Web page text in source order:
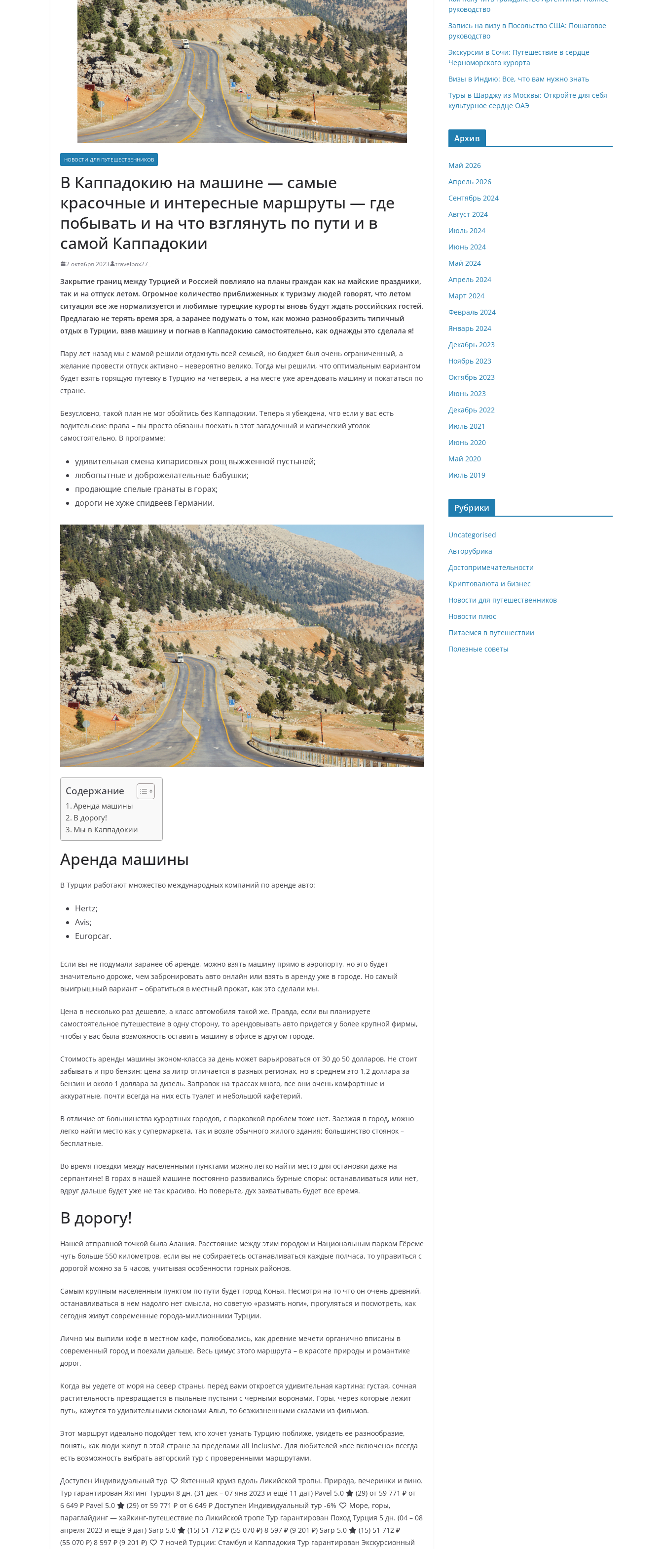
НОВОСТИ ДЛЯ ПУТЕШЕСТВЕННИКОВ
В Каппадокию на машине — самые
красочные и интересные маршруты — где
побывать и на что взглянуть по пути и в
самой Каппадокии
2 октября 2023 travelbox27_
Закрытие границ между Турцией и Россией повлияло на планы граждан как на майские праздники,
так и на отпуск летом. Огромное количество приближенных к туризму людей говорят, что летом
ситуация все же нормализуется и любимые турецкие курорты вновь будут ждать российских гостей.
Предлагаю не терять время зря, а заранее подумать о том, как можно разнообразить типичный
отдых в Турции, взяв машину и погнав в Каппадокию самостоятельно, как однажды это сделала я!
Пару лет назад мы с мамой решили отдохнуть всей семьей, но бюджет был очень ограниченный, а
желание провести отпуск активно – невероятно велико. Тогда мы решили, что оптимальным вариантом
будет взять горящую путевку в Турцию на четверых, а на месте уже арендовать машину и покататься по
стране.
Безусловно, такой план не мог обойтись без Каппадокии. Теперь я убеждена, что если у вас есть
водительские права – вы просто обязаны поехать в этот загадочный и магический уголок
самостоятельно. В программе:
удивительная смена кипарисовых рощ выжженной пустыней;
любопытные и доброжелательные бабушки;
продающие спелые гранаты в горах;
дороги не хуже спидвеев Германии.
Содержание
Аренда машины
В дорогу!
Мы в Каппадокии
Аренда машины
В Турции работают множество международных компаний по аренде авто:
Hertz;
Avis;
Europcar.
Если вы не подумали заранее об аренде, можно взять машину прямо в аэропорту, но это будет
значительно дороже, чем забронировать авто онлайн или взять в аренду уже в городе. Но самый
выигрышный вариант – обратиться в местный прокат, как это сделали мы.
Цена в несколько раз дешевле, а класс автомобиля такой же. Правда, если вы планируете
самостоятельное путешествие в одну сторону, то арендовывать авто придется у более крупной фирмы,
чтобы у вас была возможность оставить машину в офисе в другом городе.
Стоимость аренды машины эконом-класса за день может варьироваться от 30 до 50 долларов. Не стоит
забывать и про бензин: цена за литр отличается в разных регионах, но в среднем это 1,2 доллара за
бензин и около 1 доллара за дизель. Заправок на трассах много, все они очень комфортные и
аккуратные, почти всегда на них есть туалет и небольшой кафетерий.
В отличие от большинства курортных городов, с парковкой проблем тоже нет. Заезжая в город, можно
легко найти место как у супермаркета, так и возле обычного жилого здания; большинство стоянок –
бесплатные.
Во время поездки между населенными пунктами можно легко найти место для остановки даже на
серпантине! В горах в нашей машине постоянно развивались бурные споры: останавливаться или нет,
вдруг дальше будет уже не так красиво. Но поверьте, дух захватывать будет все время.
В дорогу!
Нашей отправной точкой была Алания. Расстояние между этим городом и Национальным парком Гёреме
чуть больше 550 километров, если вы не собираетесь останавливаться каждые полчаса, то управиться с
дорогой можно за 6 часов, учитывая особенности горных районов.
Самым крупным населенным пунктом по пути будет город Конья. Несмотря на то что он очень древний,
останавливаться в нем надолго нет смысла, но советую «размять ноги», прогуляться и посмотреть, как
сегодня живут современные города-миллионники Турции.
Лично мы выпили кофе в местном кафе, полюбовались, как древние мечети органично вписаны в
современный город и поехали дальше. Весь цимус этого маршрута – в красоте природы и романтике
дорог.
Когда вы уедете от моря на север страны, перед вами откроется удивительная картина: густая, сочная
растительность превращается в пыльные пустыни с черными воронами. Горы, через которые лежит
путь, кажутся то удивительными склонами Альп, то безжизненными скалами из фильмов.
Этот маршрут идеально подойдет тем, кто хочет узнать Турцию поближе, увидеть ее разнообразие,
понять, как люди живут в этой стране за пределами all inclusive. Для любителей «все включено» всегда
есть возможность выбрать авторский тур с проверенными маршрутами.
Доступен Индивидуальный тур
Яхтенный круиз вдоль Ликийской тропы. Природа, вечеринки и вино.
Тур гарантирован Яхтинг Турция 8 дн. (31 дек – 07 янв 2023 и ещё 11 дат) Pavel 5.0 (29) от 59 771 ₽ от
6 649 ₽ Pavel 5.0 (29) от 59 771 ₽ от 6 649 ₽ Доступен Индивидуальный тур -6%
Море, горы,
параглайдинг — хайкинг-путешествие по Ликийской тропе Тур гарантирован Поход Турция 5 дн. (04 – 08
апреля 2023 и ещё 9 дат) Sarp 5.0 (15) 51 712 ₽ (55 070 ₽) 8 597 ₽ (9 201 ₽) Sarp 5.0 (15) 51 712 ₽
(55 070 ₽) 8 597 ₽ (9 201 ₽) 7 ночей Турции: Стамбул и Каппадокия Тур гарантирован Экскурсионный
руководство
Запись на визу в Посольство США: Пошаговое
руководство
Экскурсии в Сочи: Путешествие в сердце
Черноморского курорта
Визы в Индию: Все, что вам нужно знать
Туры в Шарджу из Москвы: Откройте для себя
культурное сердце ОАЭ
Архив
Май 2026
Апрель 2026
Сентябрь 2024
Август 2024
Июль 2024
Июнь 2024
Май 2024
Апрель 2024
Март 2024
Февраль 2024
Январь 2024
Декабрь 2023
Ноябрь 2023
Октябрь 2023
Июнь 2023
Декабрь 2022
Июль 2021
Июнь 2020
Май 2020
Июль 2019
Рубрики
Uncategorised
Авторубрика
Достопримечательности
Криптовалюта и бизнес
Новости для путешественников
Новости плюс
Питаемся в путешествии
Полезные советы